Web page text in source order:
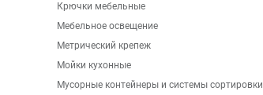
Крючки мебельные
Мебельное освещение
Метрический крепеж
Мойки кухонные
Мусорные контейнеры и системы сортировки